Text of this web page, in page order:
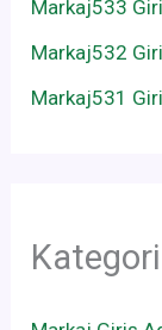
Markaj533
Markaj532
Markaj531